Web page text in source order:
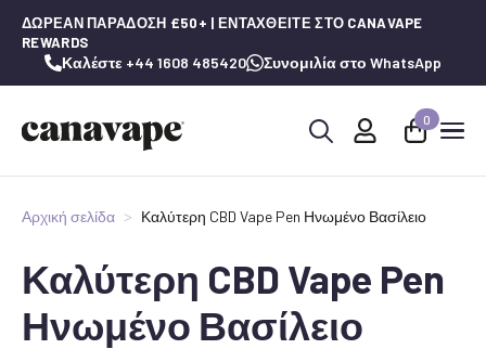
ΔΩΡΕΆΝ ΠΑΡΆΔΟΣΗ £50+ | ΕΝΤΑΧΘΕΊΤΕ ΣΤΟ CANAVAPE
REWARDS
Καλέστε +44 1608 485420 Συνομιλία στο WhatsApp
0
Αρχική σελίδα Καλύτερη CBD Vape Pen Ηνωμένο Βασίλειο
Καλύτερη CBD Vape Pen
Ηνωμένο Βασίλειο